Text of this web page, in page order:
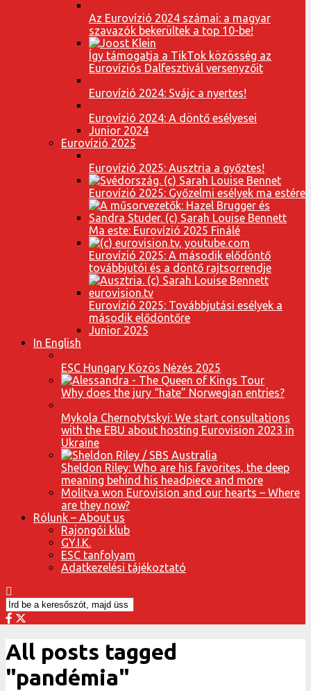
Az Eurovízió 2024 számai: a magyar
szavazók bekerültek a top 10-be!
Így támogatja a TikTok közösség az
Eurovíziós Dalfesztivál versenyzőit
Eurovízió 2024: Svájc a nyertes!
Eurovízió 2024: A döntő esélyesei
Junior 2024
Eurovízió 2025
Eurovízió 2025: Ausztria a győztes!
Eurovízió 2025: Győzelmi esélyek ma estére
Ma este: Eurovízió 2025 Finálé
Eurovízió 2025: A második elődöntő
továbbjutói és a döntő rajtsorrendje
Eurovízió 2025: Továbbjutási esélyek a
második elődöntőre
Junior 2025
In English
ESC Hungary Közös Nézés 2025
Why does the jury “hate” Norwegian entries?
Mykola Chernotytskyi: We start consultations
with the EBU about hosting Eurovision 2023 in
Ukraine
Sheldon Riley: Who are his favorites, the deep
meaning behind his headpiece and more
Molitva won Eurovision and our hearts – Where
are they now?
Rólunk – About us
Rajongói klub
GY.I.K.
ESC tanfolyam
Adatkezelési tájékoztató
All posts tagged
"pandémia"